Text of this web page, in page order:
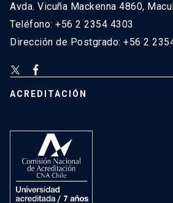
Avda. Vicuña Mackenna 4860,
Teléfono: +56 2 2354 4303
Dirección de Postgrado: +56 2
ACREDITACIÓN